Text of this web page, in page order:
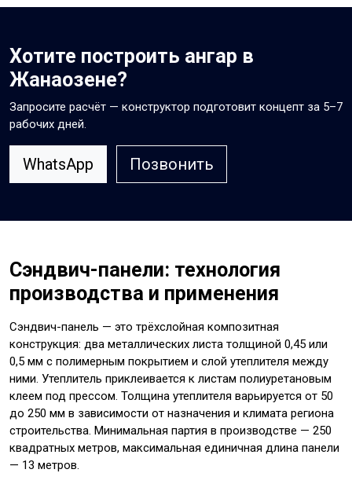
Хотите построить ангар в
Жанаозене?
Запросите расчёт — конструктор подготовит концепт за 5–7
рабочих дней.
WhatsApp Позвонить
Сэндвич-панели: технология
производства и применения
Сэндвич-панель — это трёхслойная композитная
конструкция: два металлических листа толщиной 0,45 или
0,5 мм с полимерным покрытием и слой утеплителя между
ними. Утеплитель приклеивается к листам полиуретановым
клеем под прессом. Толщина утеплителя варьируется от 50
до 250 мм в зависимости от назначения и климата региона
строительства. Минимальная партия в производстве — 250
квадратных метров, максимальная единичная длина панели
— 13 метров.